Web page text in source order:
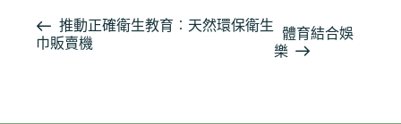
活
動
推動正確衛生教育︰天然環保衛生
巾販賣機
體育結合娛
樂